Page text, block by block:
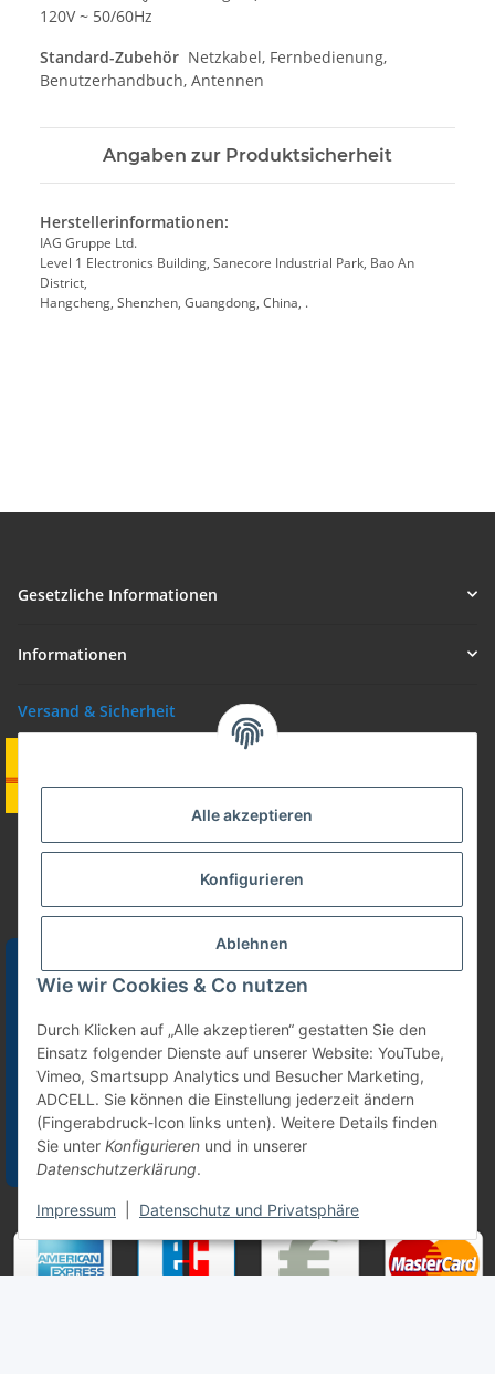
Alle akzeptieren
Konfigurieren
Ablehnen
Wie wir Cookies & Co nutzen
Durch Klicken auf „Alle akzeptieren“ gestatten Sie den
Einsatz folgender Dienste auf unserer Website: YouTube,
Vimeo, Smartsupp Analytics und Besucher Marketing,
ADCELL. Sie können die Einstellung jederzeit ändern
(Fingerabdruck-Icon links unten). Weitere Details finden
Sie unter Konfigurieren und in unserer
Datenschutzerklärung.
Impressum Datenschutz und Privatsphäre
120V ~ 50/60Hz
Standard-Zubehör Netzkabel, Fernbedienung,
Benutzerhandbuch, Antennen
Angaben zur Produktsicherheit
Herstellerinformationen:
IAG Gruppe Ltd.
Level 1 Electronics Building, Sanecore Industrial Park, Bao An
District,
Hangcheng, Shenzhen, Guangdong, China, .
Gesetzliche Informationen
Informationen
Versand & Sicherheit